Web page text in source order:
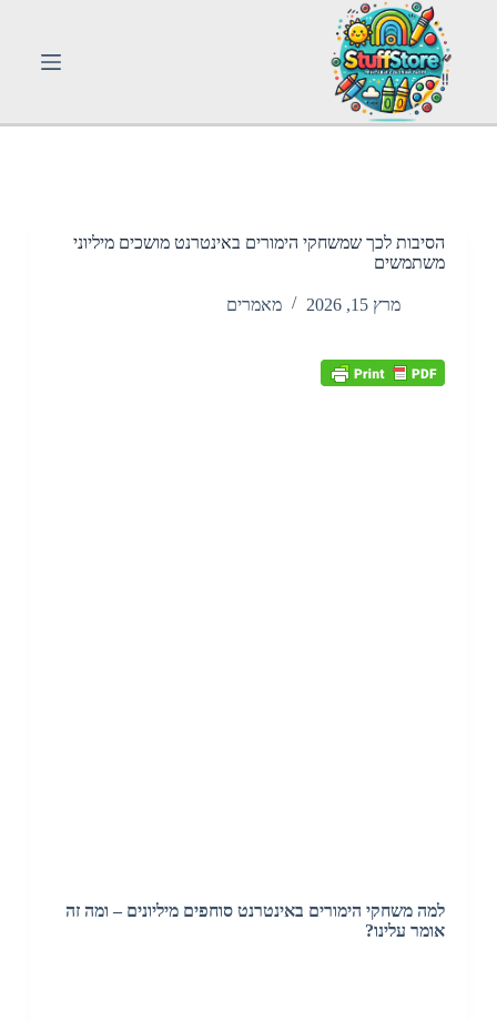
o
הסיבות לכך שמשחקי הימורים באינטרנט מושכים מיליוני
משתמשים
מרץ 15, 2026 מאמרים
למה משחקי הימורים באינטרנט סוחפים מיליונים – ומה זה
אומר עלינו?